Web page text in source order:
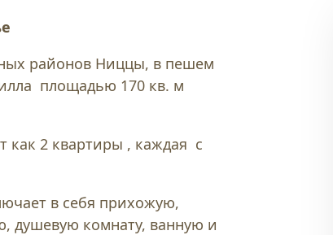
районов Ниццы, в пешем
площадью 170 кв. м
как 2 квартиры , каждая с
в себя прихожую,
душевую комнату, ванную и